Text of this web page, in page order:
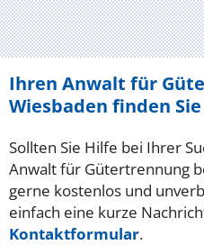
Ihren Anwalt für
Wiesbaden finden
Sollten Sie Hilfe bei Ihrer
Anwalt für Gütertrennung
gerne kostenlos und
einfach eine kurze
Kontaktformular.